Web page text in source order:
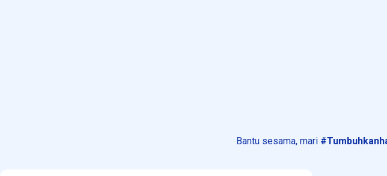
Bantu sesama, mari